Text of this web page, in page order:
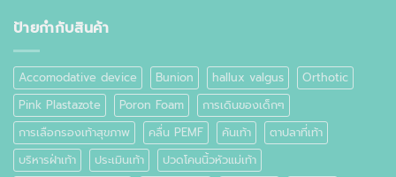
ป้ายกำกับสินค้า
Accomodative device Bunion hallux valgus
Orthotic
Pink Plastazote
Poron Foam
การเดินของเด็กๆ
การเลือกรองเท้าสุขภาพ
คลื่น PEMF คันเท้า
ตาปลาที่เท้า
บริหารฝ่าเท้า
ประเมินเท้า
ปวดโคนนิ้วหัวแม่เท้า